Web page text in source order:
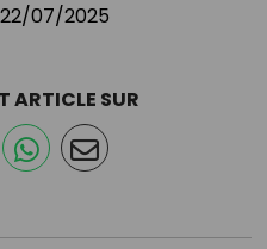
22/07/2025
ARTICLE SUR